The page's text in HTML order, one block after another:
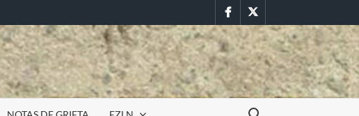
FacebookTwitter
Buscar: